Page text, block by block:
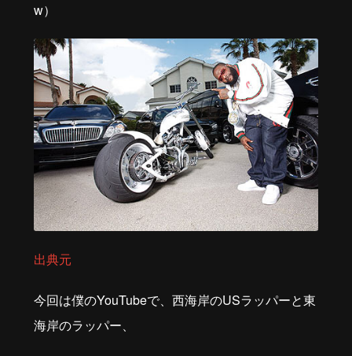
w）
出典元
今回は僕のYouTubeで、西海岸のUSラッパーと東
海岸のラッパー、